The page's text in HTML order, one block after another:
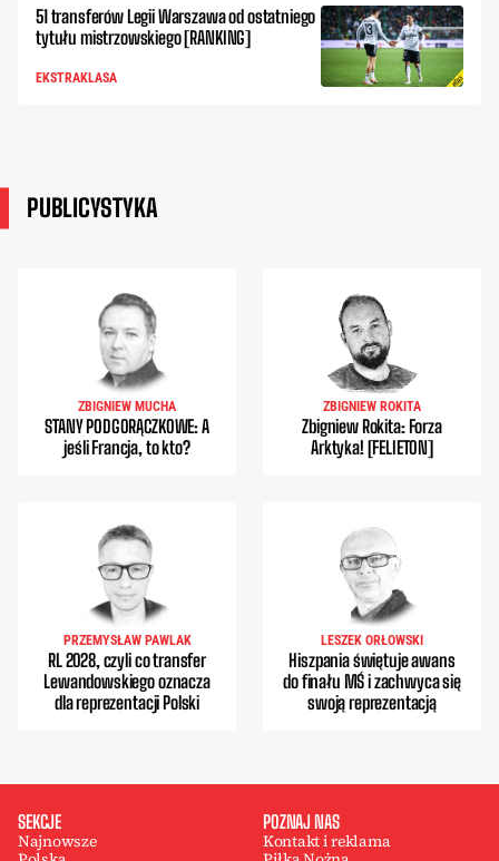
51 transferów Legii Warszawa od ostatniego
tytułu mistrzowskiego [RANKING]
EKSTRAKLASA
PUBLICYSTYKA
ZBIGNIEW MUCHA
STANY PODGORĄCZKOWE: A
jeśli Francja, to kto?
ZBIGNIEW ROKITA
Zbigniew Rokita: Forza
Arktyka! [FELIETON]
PRZEMYSŁAW PAWLAK
RL 2028, czyli co transfer
Lewandowskiego oznacza
dla reprezentacji Polski
LESZEK ORŁOWSKI
Hiszpania świętuje awans
do finału MŚ i zachwyca się
swoją reprezentacją
SEKCJE
Najnowsze
POZNAJ NAS
Kontakt i reklama